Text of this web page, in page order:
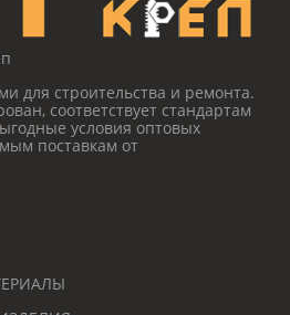
для строительства и ремонта.
соответствует стандартам
условия оптовых
поставкам от